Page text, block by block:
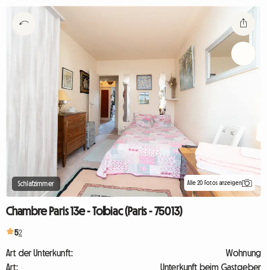
Schlafzimmer Alle 20 Fotos anzeigen
Chambre Paris 13e - Tolbiac (Paris - 75013)
52
Art der Unterkunft:
Wohnung
Art:
Unterkunft beim Gastgeber